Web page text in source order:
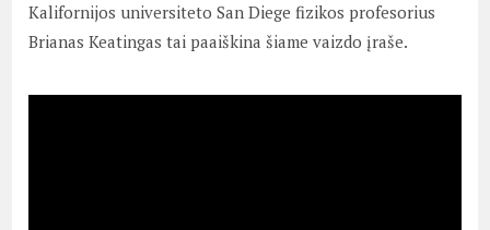
Kalifornijos universiteto San Diege fizikos profesorius
Brianas Keatingas tai paaiškina šiame vaizdo įraše.